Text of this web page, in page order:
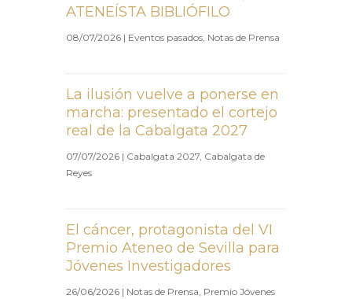
ATENEÍSTA BIBLIÓFILO
08/07/2026 | Eventos pasados, Notas de Prensa
La ilusión vuelve a ponerse en
marcha: presentado el cortejo
real de la Cabalgata 2027
07/07/2026 | Cabalgata 2027, Cabalgata de
Reyes
El cáncer, protagonista del VI
Premio Ateneo de Sevilla para
Jóvenes Investigadores
26/06/2026 | Notas de Prensa, Premio Jóvenes